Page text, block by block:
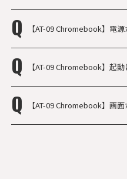
【AT-09 Chromebook】電
【AT-09 Chromebook】起
【AT-09 Chromebook】画